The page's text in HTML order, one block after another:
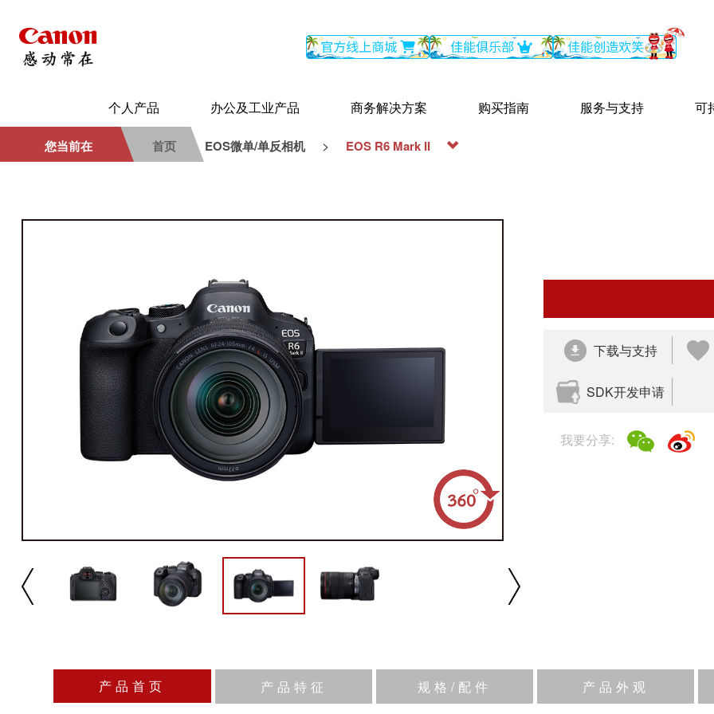
个人产品 办公及工业产品 商务解决方案 购买指南 服务与支持 可
您当前在 首页 EOS微单/单反相机 > EOS R6 Mark II
播放/暂停 速度 反向 缩放
下载与支持
SDK开发申请
我要分享:
产品首页 产品特征 规格/配件 产品外观